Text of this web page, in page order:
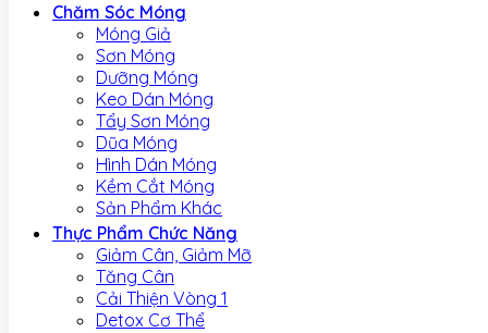
Chăm Sóc Móng
Móng Giả
Sơn Móng
Dưỡng Móng
Keo Dán Móng
Tẩy Sơn Móng
Dũa Móng
Hình Dán Móng
Kềm Cắt Móng
Sản Phẩm Khác
Thực Phẩm Chức Năng
Giảm Cân, Giảm Mỡ
Tăng Cân
Cải Thiện Vòng 1
Detox Cơ Thể